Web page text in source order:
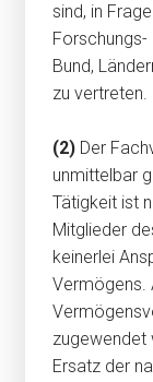
sind, in
Bund,
zu vertreten.
(2) Der
unmittelbar
Tätigkeit ist
Mitglieder
keinerlei
Vermögens.
zugewendet
Ersatz der